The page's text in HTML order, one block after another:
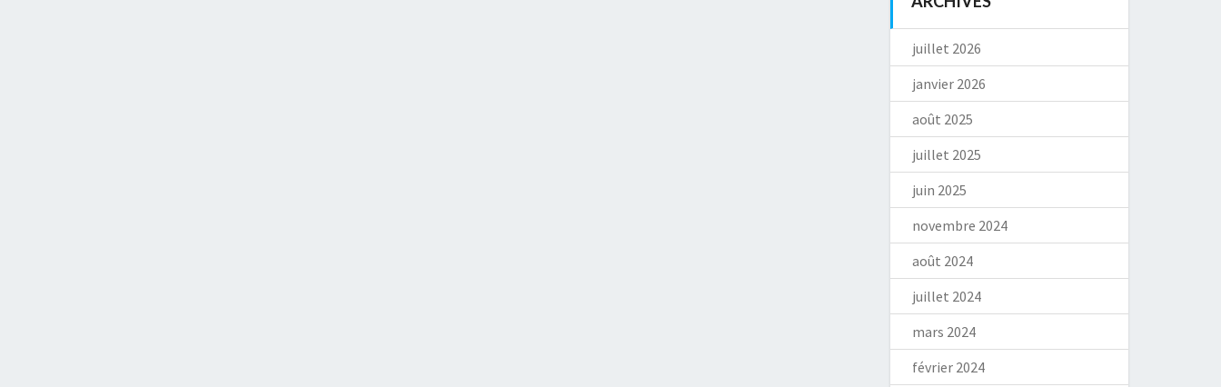
juillet 2026
janvier 2026
août 2025
juillet 2025
juin 2025
novembre 2024
août 2024
juillet 2024
mars 2024
février 2024